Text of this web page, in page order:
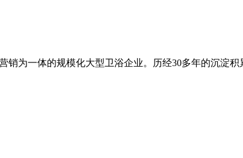
为一体的规模化大型卫浴企业。历经30多年的沉淀